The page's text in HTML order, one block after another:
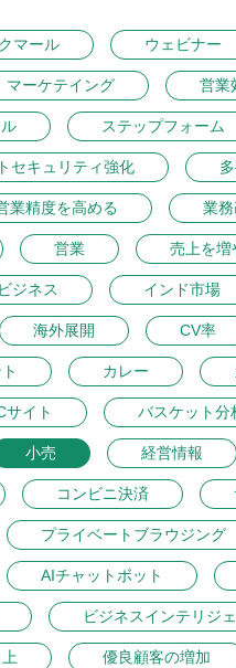
マール ウェビナー
マーケテイング 営業
ステップフォーム
セキュリティ強化
業精度を高める 業
営業 売上を増
ジネス インド市場
海外展開 CV率
カレー
サイト バスケット分
小売 経営情報
コンビニ決済
プライベートブラウジング
AIチャットボット
ビジネスインテリジ
優良顧客の増加